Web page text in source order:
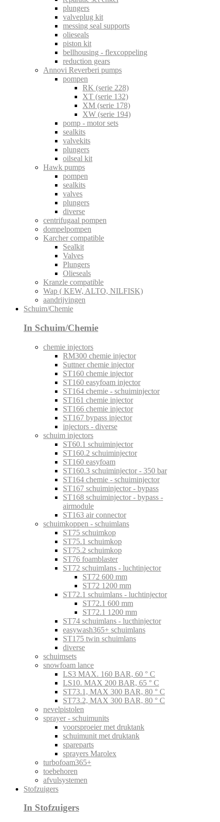
plungers
valveplug kit
messing seal supports
olieseals
piston kit
bellhousing - flexcoppeling
reduction gears
Annovi Reverberi pumps
pompen
RK (serie 228)
XT (serie 132)
XM (serie 178)
XW (serie 194)
pomp - motor sets
sealkits
valvekits
plungers
oilseal kit
Hawk pumps
pompen
sealkits
valves
plungers
diverse
centrifugaal pompen
dompelpompen
Karcher compatible
Sealkit
Valves
Plungers
Olieseals
Kranzle compatible
Wap ( KEW, ALTO, NILFISK)
aandrijvingen
Schuim/Chemie
In Schuim/Chemie
chemie injectors
RM300 chemie injector
Suttner chemie injector
ST160 chemie injector
ST160 easyfoam injector
ST164 chemie - schuiminjector
ST161 chemie injector
ST166 chemie injector
ST167 bypass injector
injectors - diverse
schuim injectors
ST60.1 schuiminjector
ST160.2 schuiminjector
ST160 easyfoam
ST160.3 schuiminjector - 350 bar
ST164 chemie - schuiminjector
ST167 schuiminjector - bypass
ST168 schuiminjector - bypass -
airmodule
ST163 air connector
schuimkoppen - schuimlans
ST75 schuimkop
ST75.1 schuimkop
ST75.2 schuimkop
ST76 foamblaster
ST72 schuimlans - luchtinjector
ST72 600 mm
ST72 1200 mm
ST72.1 schuimlans - luchtinjector
ST72.1 600 mm
ST72.1 1200 mm
ST74 schuimlans - lucthinjector
easywash365+ schuimlans
ST175 twin schuimlans
diverse
schuimsets
snowfoam lance
LS3 MAX. 160 BAR, 60 ° C
LS10. MAX 200 BAR, 65 ° C
ST73.1, MAX 300 BAR, 80 ° C
ST73.2, MAX 300 BAR, 80 ° C
nevelpistolen
sprayer - schuimunits
voorsproeier met druktank
schuimunit met druktank
spareparts
sprayers Marolex
turbofoam365+
toebehoren
afvulsystemen
Stofzuigers
In Stofzuigers